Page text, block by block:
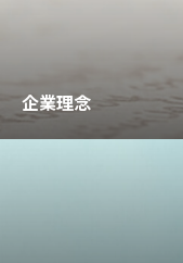
企業理念